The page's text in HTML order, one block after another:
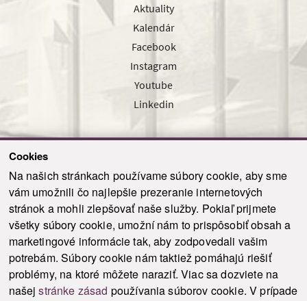
Cookies
Na našich stránkach používame súbory cookie, aby sme
vám umožnili čo najlepšie prezeranie internetových
stránok a mohli zlepšovať naše služby. Pokiaľ prijmete
všetky súbory cookie, umožní nám to prispôsobiť obsah a
marketingové informácie tak, aby zodpovedali vašim
potrebám. Súbory cookie nám taktiež pomáhajú riešiť
problémy, na ktoré môžete naraziť. Viac sa dozviete na
našejstránke zásad používania súborov cookie. V prípade
Aktuality
Kalendár
Facebook
Instagram
Youtube
Linkedin
Odoslať